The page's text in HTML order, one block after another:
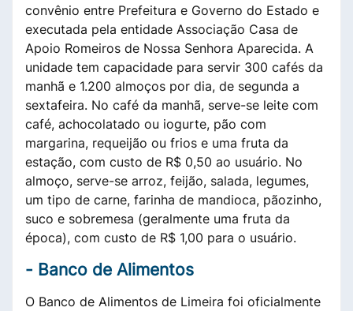
convênio entre Prefeitura e Governo do Estado e
executada pela entidade Associação Casa de
Apoio Romeiros de Nossa Senhora Aparecida. A
unidade tem capacidade para servir 300 cafés da
manhã e 1.200 almoços por dia, de segunda a
sexta­feira. No café da manhã, serve-se leite com
café, achocolatado ou iogurte, pão com
margarina, requeijão ou frios e uma fruta da
estação, com custo de R$ 0,50 ao usuário. No
almoço, serve-se arroz, feijão, salada, legumes,
um tipo de carne, farinha de mandioca, pãozinho,
suco e sobremesa (geralmente uma fruta da
época), com custo de R$ 1,00 para o usuário.
- Banco de Alimentos
O Banco de Alimentos de Limeira foi oficialmente